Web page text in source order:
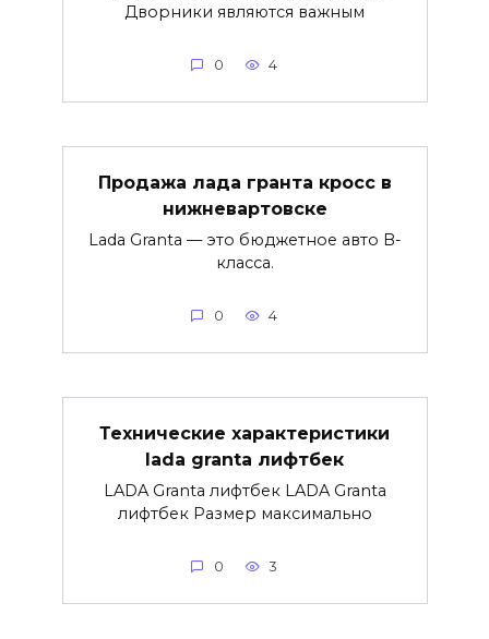
Дворники являются важным
0 4
Продажа лада гранта кросс в
нижневартовске
Lada Granta — это бюджетное авто B-
класса.
0 4
Технические характеристики
lada granta лифтбек
LADA Granta лифтбек LADA Granta
лифтбек Размер максимально
0 3